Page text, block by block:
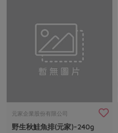
奶蛋豆・五穀
水畜加工品
料理方式
防災用品預購圓滿結束
2026年端午節預購圓滿結束
更多預購活動
合作25-經典快閃最後一週
社內大小事
產品故事
廚房瑜伽
認識合作社
員工與求才
重要公告
元家企業股份有限公司
野生秋鮭魚排(元家)-240g